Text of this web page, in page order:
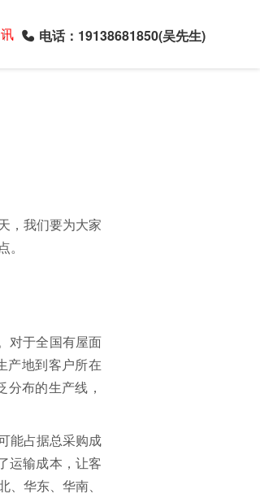
电话：19138681850(吴先生)
，我们要为大家
对于全国有屋面
产地到客户所在
布的生产线，
能占据总采购成
运输成本，让客
华东、华南、